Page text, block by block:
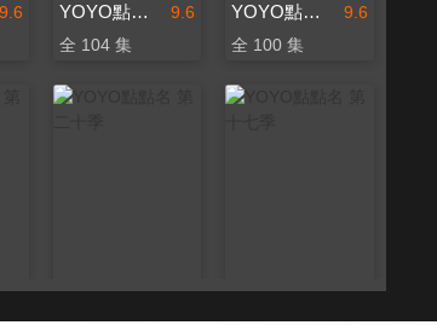
9.6 9.6
YOYO點點名 第十六季
全 104 集
9.6
YOYO點點名 第十四季
全 100 集